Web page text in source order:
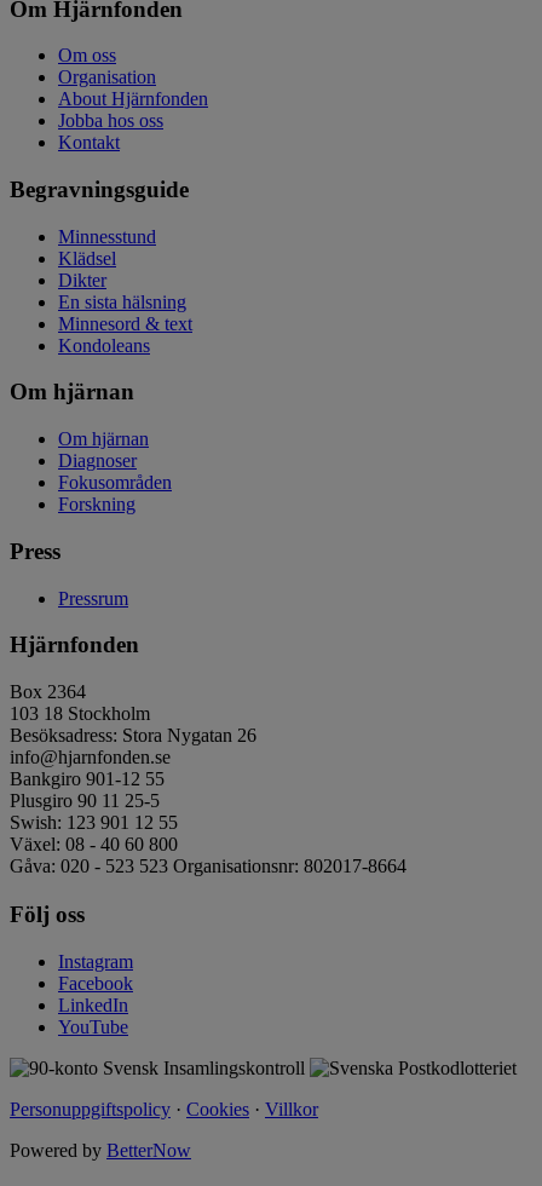
Om Hjärnfonden
Om oss
Organisation
About Hjärnfonden
Jobba hos oss
Kontakt
Begravningsguide
Minnesstund
Klädsel
Dikter
En sista hälsning
Minnesord & text
Kondoleans
Om hjärnan
Om hjärnan
Diagnoser
Fokusområden
Forskning
Press
Pressrum
Hjärnfonden
Box 2364
103 18 Stockholm
Besöksadress: Stora Nygatan 26
info@hjarnfonden.se
Bankgiro 901-12 55
Plusgiro 90 11 25-5
Swish: 123 901 12 55
Växel: 08 - 40 60 800
Gåva: 020 - 523 523 Organisationsnr: 802017-8664
Följ oss
Instagram
Facebook
LinkedIn
YouTube
Personuppgiftspolicy · Cookies · Villkor
Powered by BetterNow